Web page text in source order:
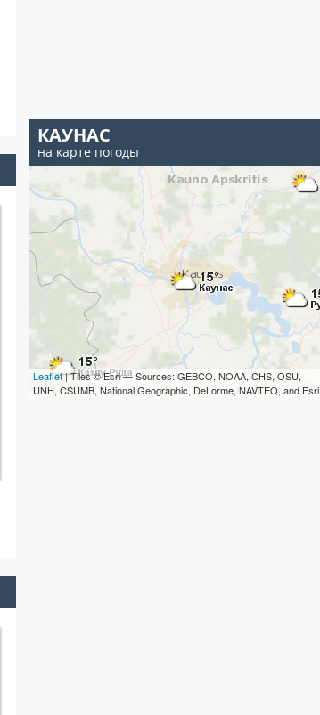
КАУНАС
на карте погоды
Leaflet| Tiles © Esri — Sources: GEBCO, NOAA, CHS, OSU,
UNH, CSUMB, National Geographic, DeLorme, NAVTEQ, and Esri